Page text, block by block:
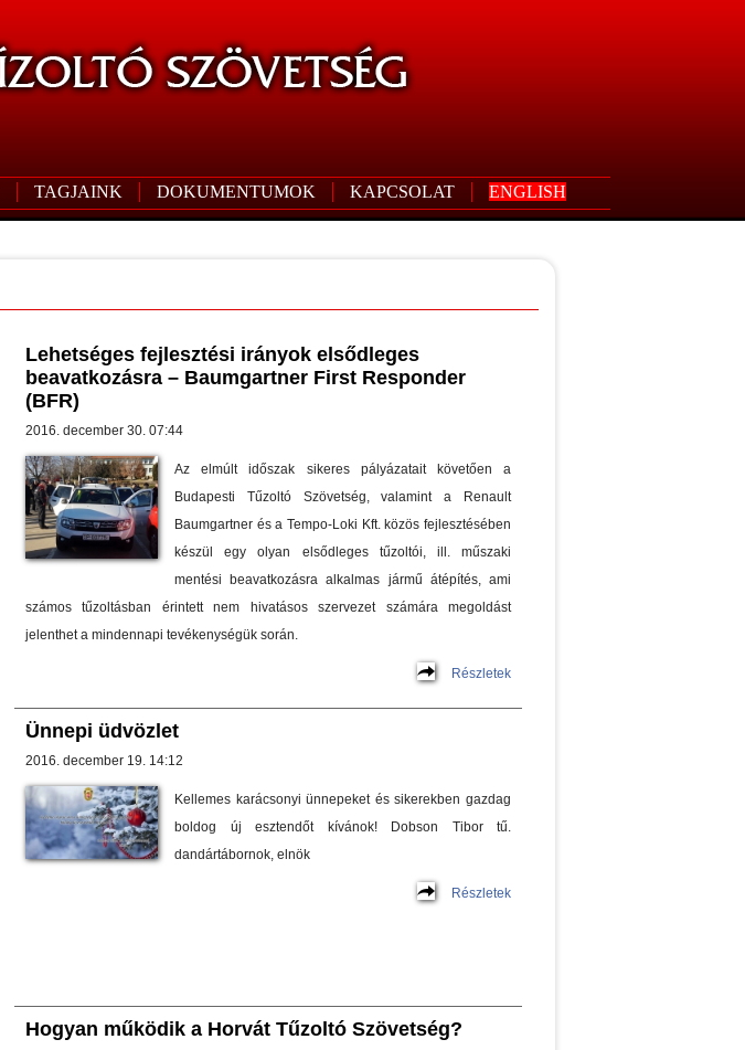
TAGJAINK DOKUMENTUMOK KAPCSOLAT ENGLISH
Lehetséges fejlesztési irányok elsődleges
beavatkozásra – Baumgartner First Responder
(BFR)
2016. december 30. 07:44
Az elmúlt időszak sikeres pályázatait követően a
Budapesti Tűzoltó Szövetség, valamint a Renault
Baumgartner és a Tempo-Loki Kft. közös fejlesztésében
készül egy olyan elsődleges tűzoltói, ill. műszaki
mentési beavatkozásra alkalmas jármű átépítés, ami
számos tűzoltásban érintett nem hivatásos szervezet számára megoldást
jelenthet a mindennapi tevékenységük során.
Részletek
Ünnepi üdvözlet
2016. december 19. 14:12
Kellemes karácsonyi ünnepeket és sikerekben gazdag
boldog új esztendőt kívánok! Dobson Tibor tű.
dandártábornok, elnök
Részletek
Hogyan működik a Horvát Tűzoltó Szövetség?